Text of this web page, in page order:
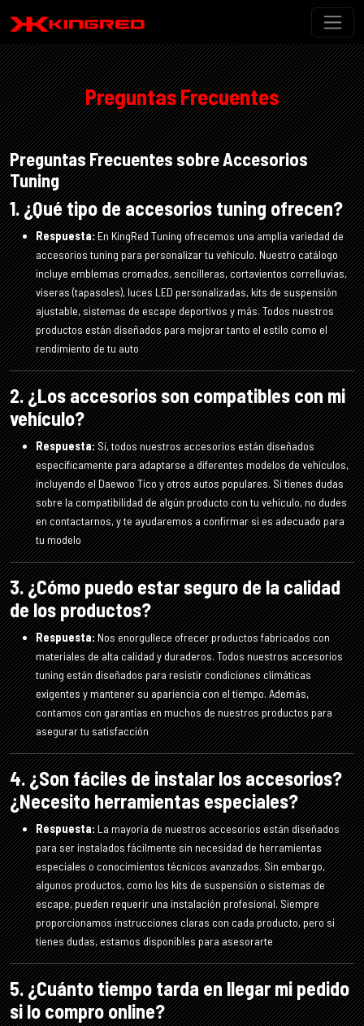
Preguntas Frecuentes
Preguntas Frecuentes sobre Accesorios
Tuning
1. ¿Qué tipo de accesorios tuning ofrecen?
Respuesta:En KingRed Tuning ofrecemos una amplia variedad de
accesorios tuning para personalizar tu vehículo. Nuestro catálogo
incluye emblemas cromados, sencilleras, cortavientos correlluvias,
viseras (tapasoles), luces LED personalizadas, kits de suspensión
ajustable, sistemas de escape deportivos y más. Todos nuestros
productos están diseñados para mejorar tanto el estilo como el
rendimiento de tu auto
2. ¿Los accesorios son compatibles con mi
vehículo?
Respuesta:Sí, todos nuestros accesorios están diseñados
específicamente para adaptarse a diferentes modelos de vehículos,
incluyendo el Daewoo Tico y otros autos populares. Si tienes dudas
sobre la compatibilidad de algún producto con tu vehículo, no dudes
en contactarnos, y te ayudaremos a confirmar si es adecuado para
tu modelo
3. ¿Cómo puedo estar seguro de la calidad
de los productos?
Respuesta:Nos enorgullece ofrecer productos fabricados con
materiales de alta calidad y duraderos. Todos nuestros accesorios
tuning están diseñados para resistir condiciones climáticas
exigentes y mantener su apariencia con el tiempo. Además,
contamos con garantías en muchos de nuestros productos para
asegurar tu satisfacción
4. ¿Son fáciles de instalar los accesorios?
¿Necesito herramientas especiales?
Respuesta:La mayoría de nuestros accesorios están diseñados
para ser instalados fácilmente sin necesidad de herramientas
especiales o conocimientos técnicos avanzados. Sin embargo,
algunos productos, como los kits de suspensión o sistemas de
escape, pueden requerir una instalación profesional. Siempre
proporcionamos instrucciones claras con cada producto, pero si
tienes dudas, estamos disponibles para asesorarte
5. ¿Cuánto tiempo tarda en llegar mi pedido
si lo compro online?